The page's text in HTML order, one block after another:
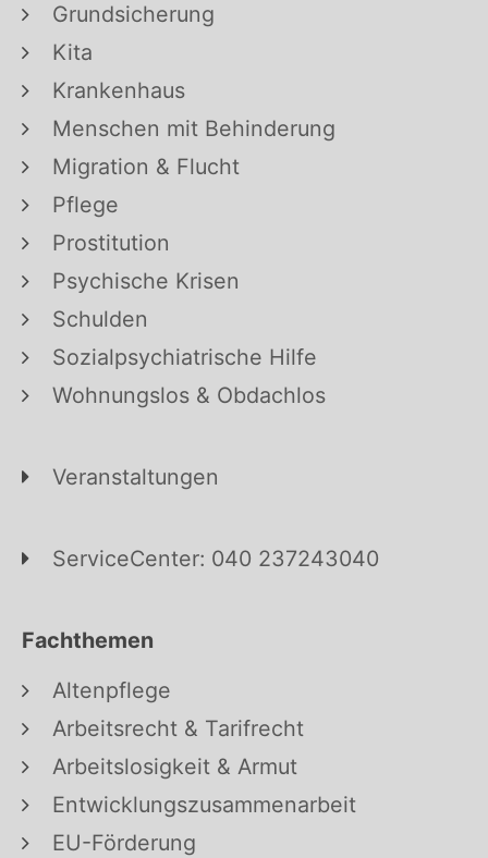
Grundsicherung
Kita
Krankenhaus
Menschen mit Behinderung
Migration & Flucht
Pflege
Prostitution
Psychische Krisen
Schulden
Sozialpsychiatrische Hilfe
Wohnungslos & Obdachlos
Veranstaltungen
ServiceCenter: 040 237243040
Fachthemen
Altenpflege
Arbeitsrecht & Tarifrecht
Arbeitslosigkeit & Armut
Entwicklungszusammenarbeit
EU-Förderung